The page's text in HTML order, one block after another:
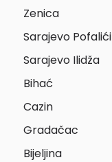
Zenica
Sarajevo Pofalići
Sarajevo Ilidža
Bihać
Cazin
Gradačac
Bijeljina